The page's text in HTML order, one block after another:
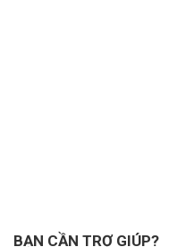
BẠN CẦN TRỢ GIÚP?